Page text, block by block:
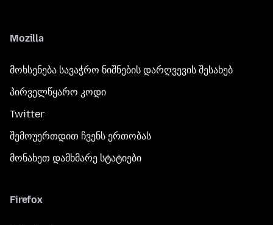
Mozilla
მოხსენება სავაჭრო ნიშნების დარღვევის შესახებ
პირველწყარო კოდი
Twitter
შემოუერთდით ჩვენს ერთობას
მონახეთ დამხმარე სტატიები
Firefox